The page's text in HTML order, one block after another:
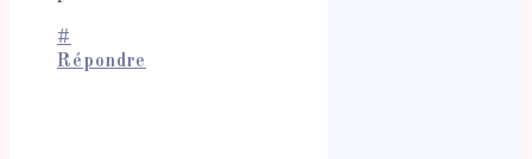
#
Répondre